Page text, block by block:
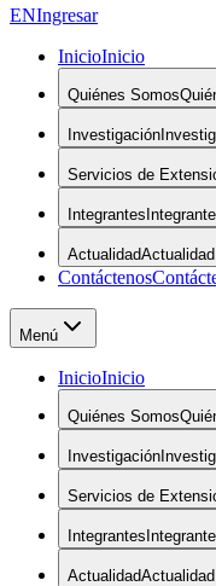
ENIngresar
InicioInicio
Quiénes Somos
Investigación
Servicios de
Integrantes
ActualidadActualidad
Contáctenos
Menú
InicioInicio
Quiénes Somos
Investigación
Servicios de
Integrantes
ActualidadActualidad